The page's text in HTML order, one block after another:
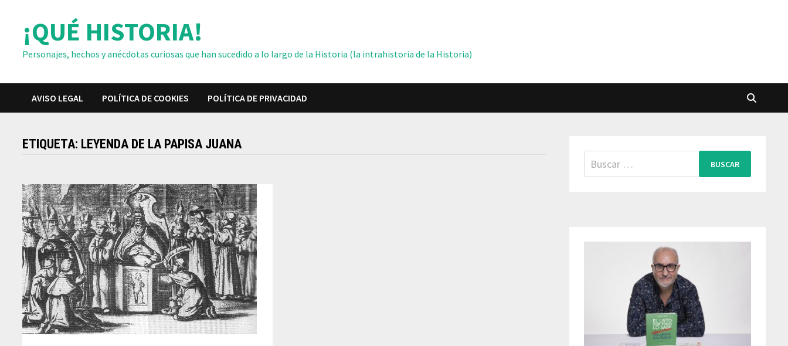
contenido¡QUÉ HISTORIA!
Personajes, hechos y anécdotas curiosas que han sucedido a lo largo de la Historia (la intrahistoria de la Historia)
AVISO LEGAL POLÍTICA DE COOKIES POLÍTICA DE PRIVACIDAD
ETIQUETA: LEYENDA DE LA PAPISA JUANA
Buscar: